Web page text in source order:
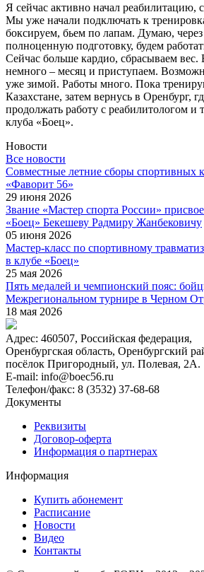
Я сейчас активно начал реабилитацию,
Мы уже начали подключать к
боксируем, бьем по лапам. Думаю, через
полноценную подготовку, будем
Сейчас больше кардио, сбрасываем
немного – месяц и приступаем.
уже зимой. Работы много. Пока
Казахстане, затем вернусь в Оренбург,
продолжать работу с реабилитологом и
клуба «Боец».
Новости
Все новости
Cовместные летние сборы спортивных
«Фаворит 56»
29 июня 2026
Звание «Мастер спорта России»
«Боец» Бекешеву Радмиру Жанбековичу
05 июня 2026
Мастер-класс по спортивному
в клубе «Боец»
25 мая 2026
Пять медалей и чемпионский пояс:
Межрегиональном турнире в Черном
18 мая 2026
Адрес: 460507, Российская федерация,
Оренбургская область, Оренбургский
посёлок Пригородный, ул. Полевая, 2А.
E-mail: info@boec56.ru
Телефон/факс: 8 (3532) 37-68-68
Документы
Реквизиты
Договор-оферта
Информация о партнерах
Информация
Купить абонемент
Расписание
Новости
Видео
Контакты